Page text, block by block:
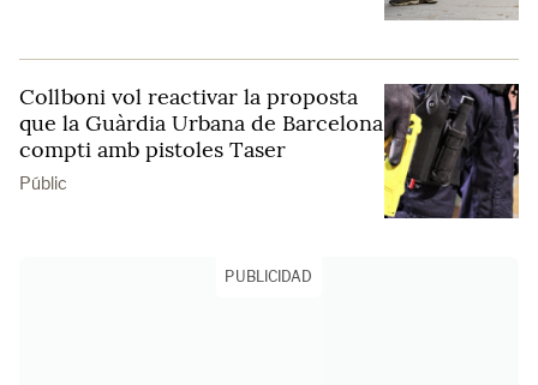
Collboni vol reactivar la proposta
que la Guàrdia Urbana de Barcelona
compti amb pistoles Taser
Públic
PUBLICIDAD